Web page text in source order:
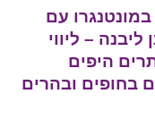
טיול VIP במונטנגרו עם
ליבנה – ליווי
היפים
בחופים ובהרים